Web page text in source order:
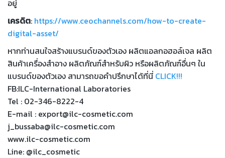
อยู่
เครดิต: https://www.ceochannels.com/how-to-create-
digital-asset/
หากท่านสนใจสร้างแบรนด์ของตัวเอง ผลิตแอลกอฮอล์เจล ผลิต
สินค้าเครื่องสำอาง ผลิตภัณฑ์สำหรับผิว หรือผลิตภัณฑ์อื่นๆ ใน
แบรนด์ของตัวเอง สามารถขอคำปรึกษาได้ที่นี่ CLICK!!!
FB:ILC-International Laboratories
Tel : 02-346-8222-4
E-mail : export@ilc-cosmetic.com
j_bussaba@ilc-cosmetic.com
www.ilc-cosmetic.com
Line: @ilc_cosmetic